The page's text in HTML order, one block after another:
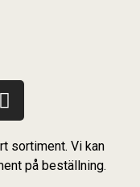
sortiment. Vi kan
på beställning.